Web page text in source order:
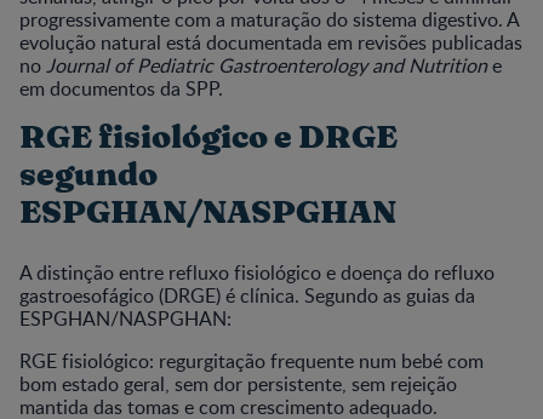
progressivamente com a maturação do sistema digestivo. A
evolução natural está documentada em revisões publicadas
noJournal of Pediatric Gastroenterology and Nutritione
em documentos da SPP.
RGE fisiológico e DRGE
segundo
ESPGHAN/NASPGHAN
A distinção entre refluxo fisiológico e doença do refluxo
gastroesofágico (DRGE) é clínica. Segundo as guias da
ESPGHAN/NASPGHAN:
RGE fisiológico: regurgitação frequente num bebé com
bom estado geral, sem dor persistente, sem rejeição
mantida das tomas e com crescimento adequado.